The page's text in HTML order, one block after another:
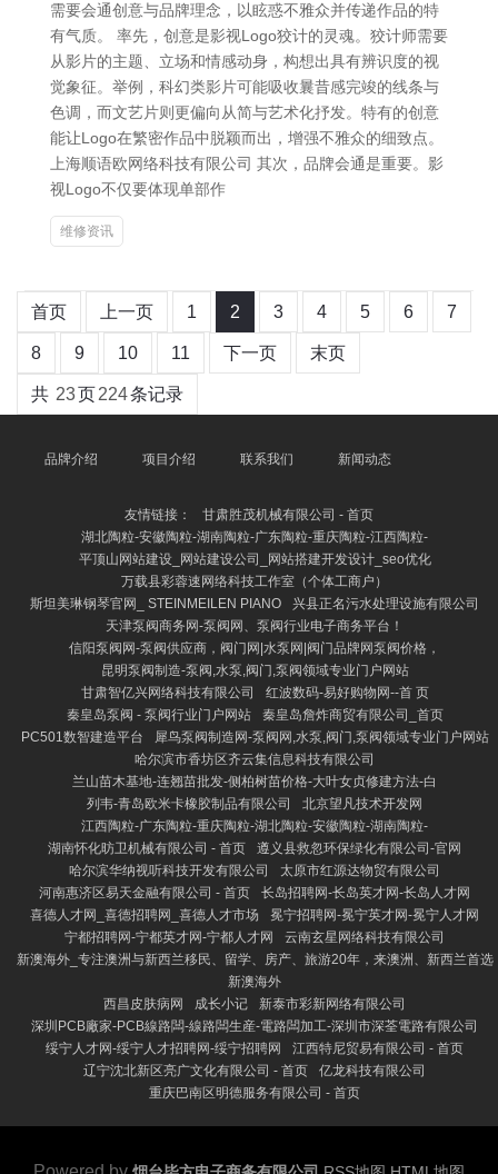
需要会通创意与品牌理念，以眩惑不雅众并传递作品的特
有气质。 率先，创意是影视Logo狡计的灵魂。狡计师需要
从影片的主题、立场和情感动身，构想出具有辨识度的视
觉象征。举例，科幻类影片可能吸收曩昔感完竣的线条与
色调，而文艺片则更偏向从简与艺术化抒发。特有的创意
能让Logo在繁密作品中脱颖而出，增强不雅众的细致点。
上海顺语欧网络科技有限公司 其次，品牌会通是重要。影
视Logo不仅要体现单部作
维修资讯
首页 上一页 1 2 3 4 5 6 7
8 9 10 11 下一页 末页
共 23页224条记录
品牌介绍 项目介绍 联系我们 新闻动态
友情链接：
甘肃胜茂机械有限公司 - 首页
湖北陶粒-安徽陶粒-湖南陶粒-广东陶粒-重庆陶粒-江西陶粒-
平顶山网站建设_网站建设公司_网站搭建开发设计_seo优化
万载县彩蓉速网络科技工作室（个体工商户）
斯坦美琳钢琴官网_ STEINMEILEN PIANO
兴县正名污水处理设施有限公司
天津泵阀商务网-泵阀网、泵阀行业电子商务平台！
信阳泵阀网-泵阀供应商，阀门网|水泵网|阀门品牌网泵阀价格，
昆明泵阀制造-泵阀,水泵,阀门,泵阀领域专业门户网站
甘肃智亿兴网络科技有限公司
红波数码-易好购物网--首 页
秦皇岛泵阀 - 泵阀行业门户网站
秦皇岛詹炸商贸有限公司_首页
PC501数智建造平台
犀鸟泵阀制造网-泵阀网,水泵,阀门,泵阀领域专业门户网站
哈尔滨市香坊区齐云集信息科技有限公司
兰山苗木基地-连翘苗批发-侧柏树苗价格-大叶女贞修建方法-白
列韦-青岛欧米卡橡胶制品有限公司
北京望凡技术开发网
江西陶粒-广东陶粒-重庆陶粒-湖北陶粒-安徽陶粒-湖南陶粒-
湖南怀化昉卫机械有限公司 - 首页
遵义县救忽环保绿化有限公司-官网
哈尔滨华纳视听科技开发有限公司
太原市红源达物贸有限公司
河南惠济区易天金融有限公司 - 首页
长岛招聘网-长岛英才网-长岛人才网
喜德人才网_喜德招聘网_喜德人才市场
冕宁招聘网-冕宁英才网-冕宁人才网
宁都招聘网-宁都英才网-宁都人才网
云南玄星网络科技有限公司
新澳海外_专注澳洲与新西兰移民、留学、房产、旅游20年，来澳洲、新西兰首选
新澳海外
西昌皮肤病网
成长小记
新泰市彩新网络有限公司
深圳PCB廠家-PCB線路闆-線路闆生産-電路闆加工-深圳市深荃電路有限公司
绥宁人才网-绥宁人才招聘网-绥宁招聘网
江西特尼贸易有限公司 - 首页
辽宁沈北新区亮广文化有限公司 - 首页
亿龙科技有限公司
重庆巴南区明德服务有限公司 - 首页